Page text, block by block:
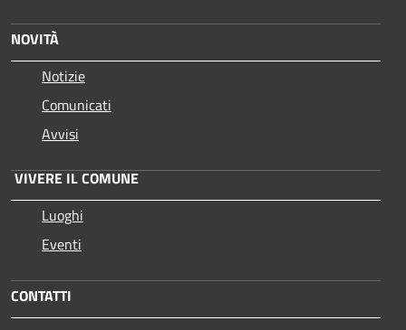
NOVITÀ
Notizie
Comunicati
Avvisi
VIVERE IL COMUNE
Luoghi
Eventi
CONTATTI